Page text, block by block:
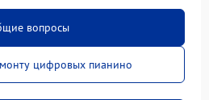
вопросы
цифровых пианино